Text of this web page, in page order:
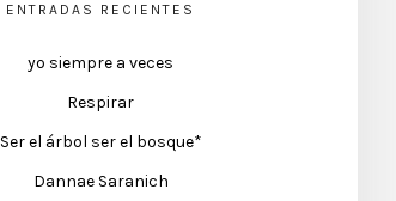
ENTRADAS RECIENTES
yo siempre a veces
Respirar
Ser el árbol ser el bosque*
Dannae Saranich